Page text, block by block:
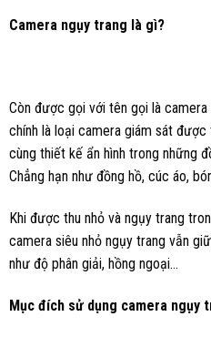
Camera ngụy trang là gì?
Còn được gọi với tên gọi là
chính là loại camera giám sát
cùng thiết kế ẩn hình trong những
Chẳng hạn như đồng hồ, cúc áo,
Khi được thu nhỏ và ngụy trang
camera siêu nhỏ ngụy trang vẫn
như độ phân giải, hồng ngoại…
Mục đích sử dụng camera ngụy